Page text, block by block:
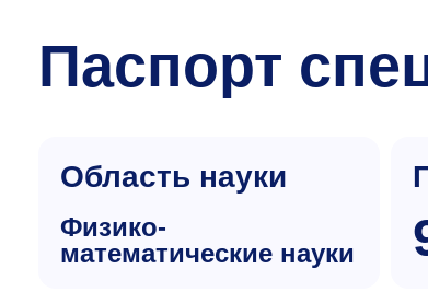
Паспорт
Область науки
физико-
математические науки